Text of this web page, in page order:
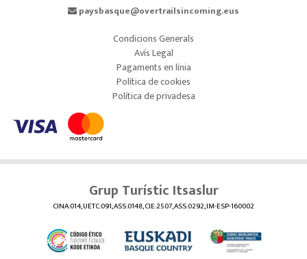
paysbasque@overtrailsincoming.eus
Condicions Generals
Avís Legal
Pagaments en línia
Política de cookies
Política de privadesa
Grup Turístic Itsaslur
CINA:014, UETC:091, ASS:0148, CIE:2507, ASS:0292, IM-ESP-160002